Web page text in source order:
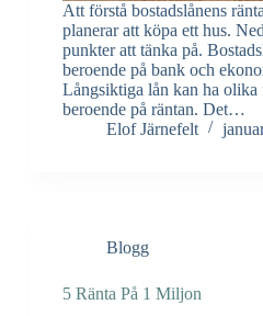
Att förstå bostadslånens
planerar att köpa ett hus.
punkter att tänka på.
beroende på bank och
Långsiktiga lån kan ha olika
beroende på räntan. Det…
Elof Järnefelt
Blogg
5 Ränta På 1 Miljon